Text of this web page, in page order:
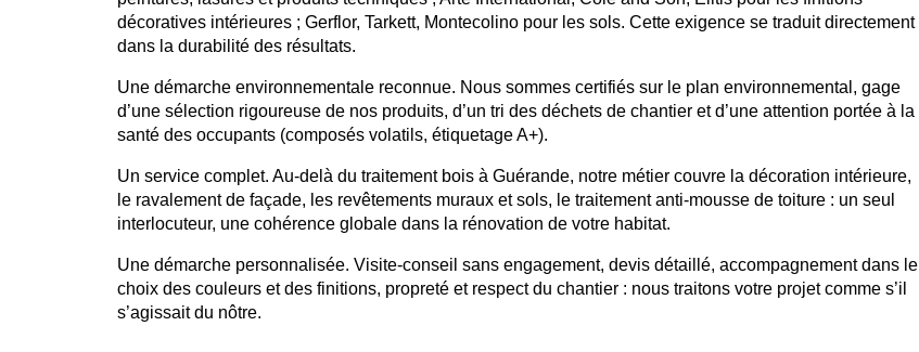
décoratives intérieures ; Gerflor, Tarkett, Montecolino pour les sols. Cette exigence se traduit directement
dans la durabilité des résultats.
Une démarche environnementale reconnue. Nous sommes certifiés sur le plan environnemental, gage
d’une sélection rigoureuse de nos produits, d’un tri des déchets de chantier et d’une attention portée à la
santé des occupants (composés volatils, étiquetage A+).
Un service complet. Au-delà du traitement bois à Guérande, notre métier couvre la décoration intérieure,
le ravalement de façade, les revêtements muraux et sols, le traitement anti-mousse de toiture : un seul
interlocuteur, une cohérence globale dans la rénovation de votre habitat.
Une démarche personnalisée. Visite-conseil sans engagement, devis détaillé, accompagnement dans le
choix des couleurs et des finitions, propreté et respect du chantier : nous traitons votre projet comme s’il
s’agissait du nôtre.